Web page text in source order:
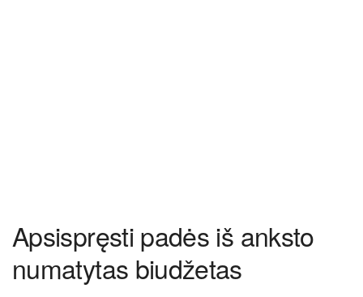
Apsispręsti padės iš anksto
numatytas biudžetas